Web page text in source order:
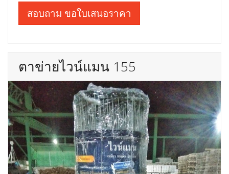
สอบถาม ขอใบเสนอราคา
ตาข่ายไวน์แมน 155